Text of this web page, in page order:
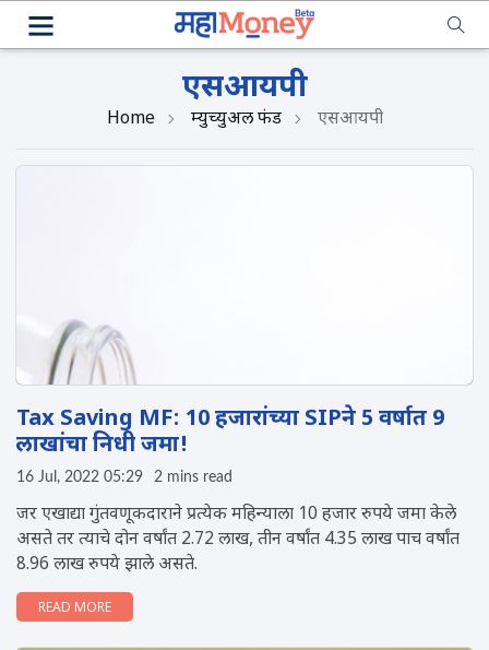
एसआयपी
Home म्युच्युअल फंड एसआयपी
Tax Saving MF: 10 हजारांच्या SIPने 5 वर्षात 9
लाखांचा निधी जमा!
16 Jul, 2022 05:29 2 mins read
जर एखाद्या गुंतवणूकदाराने प्रत्येक महिन्याला 10 हजार रुपये जमा केले
असते तर त्याचे दोन वर्षांत 2.72 लाख, तीन वर्षांत 4.35 लाख पाच वर्षांत
8.96 लाख रुपये झाले असते.
READ MORE